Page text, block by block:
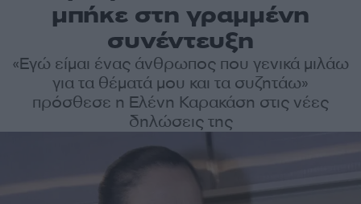
μπήκε στη γραμμένη
συνέντευξη
«Εγώ είμαι ένας άνθρωπος που γενικά μιλάω
για τα θέματά μου και τα συζητάω»
πρόσθεσε η Ελένη Καρακάση στις νέες
δηλώσεις της